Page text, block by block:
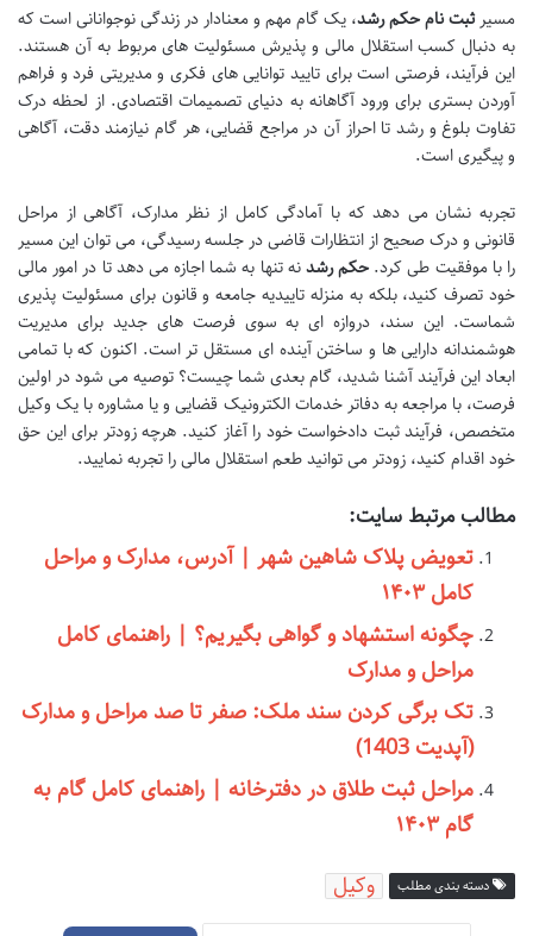
مسیرثبت نام حکم رشد، یک گام مهم و معنادار در زندگی نوجوانانی است که
به دنبال کسب استقلال مالی و پذیرش مسئولیت های مربوط به آن هستند.
این فرآیند، فرصتی است برای تایید توانایی های فکری و مدیریتی فرد و فراهم
آوردن بستری برای ورود آگاهانه به دنیای تصمیمات اقتصادی. از لحظه درک
تفاوت بلوغ و رشد تا احراز آن در مراجع قضایی، هر گام نیازمند دقت، آگاهی
و پیگیری است.
تجربه نشان می دهد که با آمادگی کامل از نظر مدارک، آگاهی از مراحل
قانونی و درک صحیح از انتظارات قاضی در جلسه رسیدگی، می توان این مسیر
را با موفقیت طی کرد. حکم رشدنه تنها به شما اجازه می دهد تا در امور مالی
خود تصرف کنید، بلکه به منزله تاییدیه جامعه و قانون برای مسئولیت پذیری
شماست. این سند، دروازه ای به سوی فرصت های جدید برای مدیریت
هوشمندانه دارایی ها و ساختن آینده ای مستقل تر است. اکنون که با تمامی
ابعاد این فرآیند آشنا شدید، گام بعدی شما چیست؟ توصیه می شود در اولین
فرصت، با مراجعه به دفاتر خدمات الکترونیک قضایی و یا مشاوره با یک وکیل
متخصص، فرآیند ثبت دادخواست خود را آغاز کنید. هرچه زودتر برای این حق
خود اقدام کنید، زودتر می توانید طعم استقلال مالی را تجربه نمایید.
مطالب مرتبط سایت:
تعویض پلاک شاهین شهر | آدرس، مدارک و مراحل
کامل ۱۴۰۳
چگونه استشهاد و گواهی بگیریم؟ | راهنمای کامل
مراحل و مدارک
تک برگی کردن سند ملک: صفر تا صد مراحل و مدارک
(آپدیت 1403)
مراحل ثبت طلاق در دفترخانه | راهنمای کامل گام به
گام ۱۴۰۳
دسته بندی مطلب وکیل